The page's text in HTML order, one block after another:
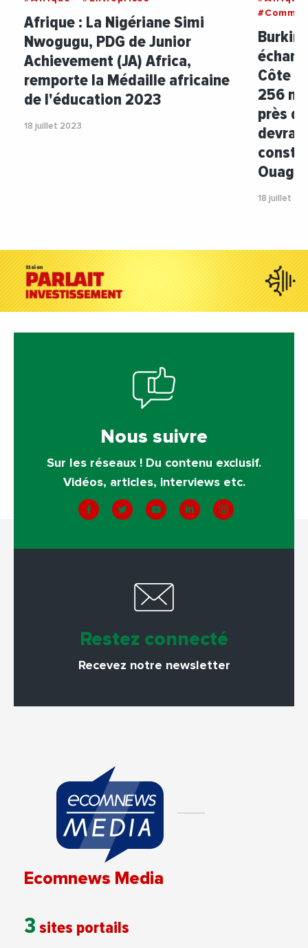
Afrique : La Nigériane Simi
Nwogugu, PDG de Junior
Achievement (JA) Africa,
remporte la Médaille africaine
de l'éducation 2023
18 juillet 2023
Côte
256
près
18 juillet
Nous suivre
Sur les réseaux ! Du contenu exclusif.
Vidéos, articles, interviews etc.
Restez connecté
Recevez notre newsletter
Ecomnews Media
3 sites portails